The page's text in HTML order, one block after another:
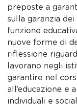
preposte a
sulla garanzia
funzione
nuove forme di
riflessione
lavorano negli
garantire nel
all’educazione e
individuali e